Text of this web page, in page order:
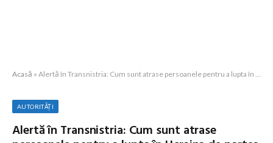
Acasă » Alertă în Transnistria: Cum sunt atrase persoanele pentru a lupta în Ucraina de partea Rusiei
AUTORITĂȚI
Alertă în Transnistria: Cum sunt atrase